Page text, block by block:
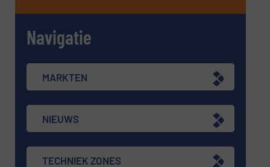
Navigatie
MARKTEN
NIEUWS
TECHNIEK ZONES